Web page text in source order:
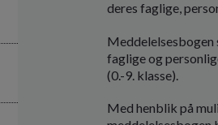
deres faglige,
Meddelelsesbogen
faglige og
(0.-9. klasse).
Med henblik på